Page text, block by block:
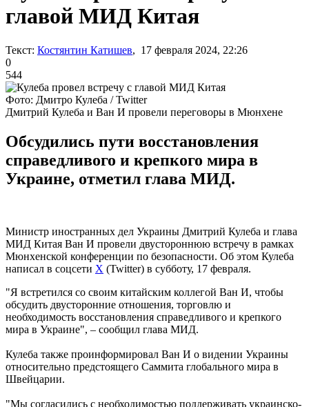
главой МИД Китая
Текст: Костянтин Катишев, 17 февраля 2024, 22:26
0
544
Фото: Дмитро Кулеба / Twitter
Дмитрий Кулеба и Ван И провели переговоры в Мюнхене
Обсудились пути восстановления
справедливого и крепкого мира в
Украине, отметил глава МИД.
Министр иностранных дел Украины Дмитрий Кулеба и глава
МИД Китая Ван И провели двустороннюю встречу в рамках
Мюнхенской конференции по безопасности. Об этом Кулеба
написал в соцсети X (Twitter) в субботу, 17 февраля.
"Я встретился со своим китайским коллегой Ван И, чтобы
обсудить двусторонние отношения, торговлю и
необходимость восстановления справедливого и крепкого
мира в Украине", – сообщил глава МИД.
Кулеба также проинформировал Ван И о видении Украины
относительно предстоящего Саммита глобального мира в
Швейцарии.
"Мы согласились с необходимостью поддерживать украинско-